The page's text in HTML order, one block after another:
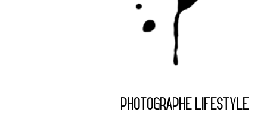
PHOTOGRAPHE LIFESTYLE